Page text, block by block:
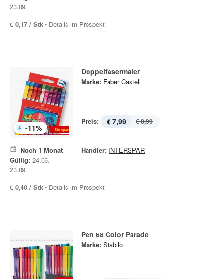
23.09.
€ 0,17 / Stk - Details im Prospekt
-11%
Doppelfasermaler
Marke: Faber Castell
Preis: € 7,99 € 8,99
Noch 1 Monat
Gültig: 24.06. -
23.09.
Händler: INTERSPAR
€ 0,40 / Stk - Details im Prospekt
Pen 68 Color Parade
Marke: Stabilo